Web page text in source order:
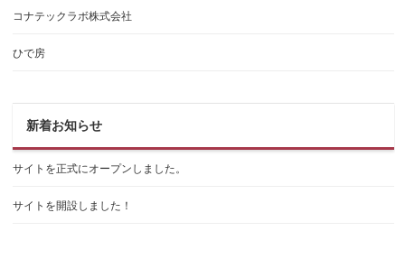
コナテックラボ株式会社
ひで房
新着お知らせ
サイトを正式にオープンしました。
サイトを開設しました！